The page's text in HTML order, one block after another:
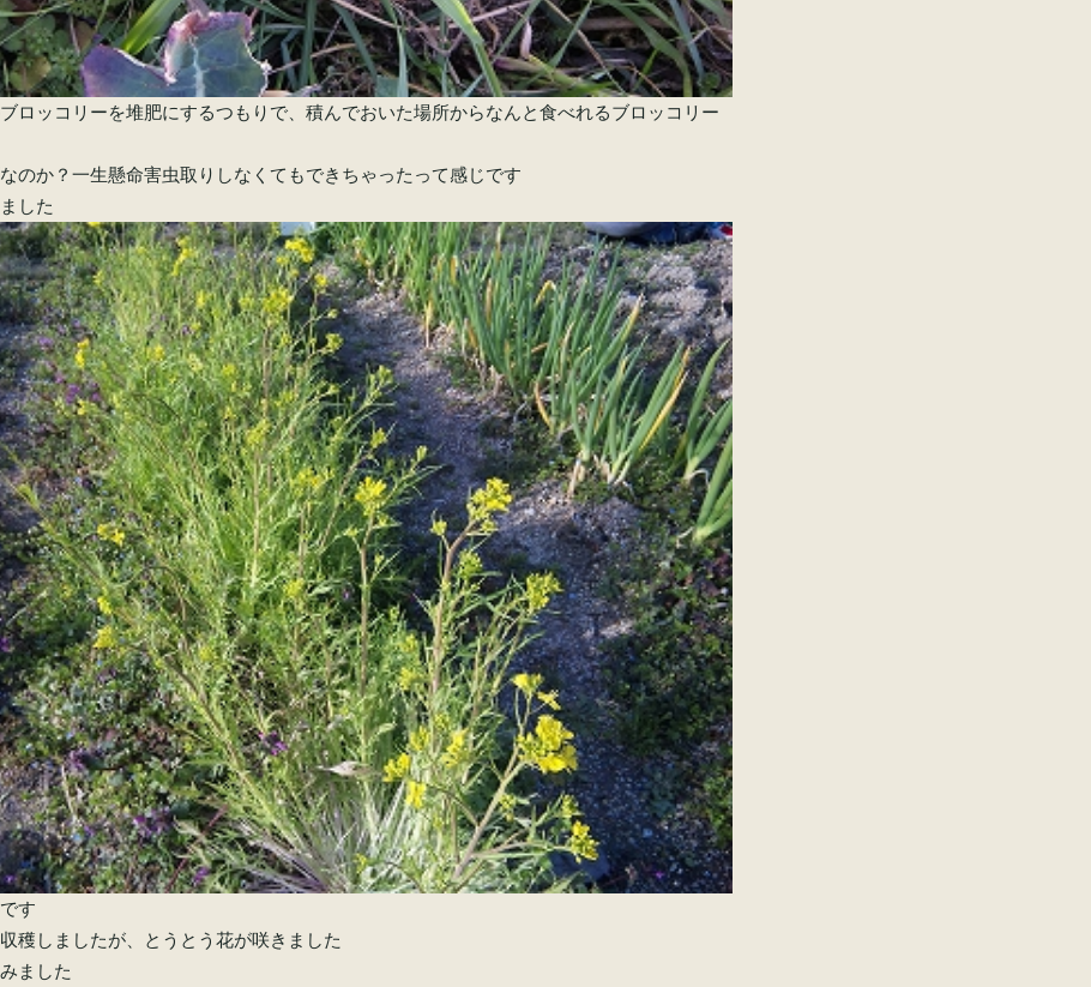
ロッコリーを堆肥にするつもりで、積んでおいた場所からなんと食べれるブロッコリー
のか？一生懸命害虫取りしなくてもできちゃったって感じです
した
す
穫しましたが、とうとう花が咲きました
ました